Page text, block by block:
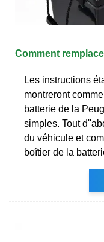
Comment
Les instructions
montreront
batterie de la
simples. Tout
du véhicule et
boîtier de la